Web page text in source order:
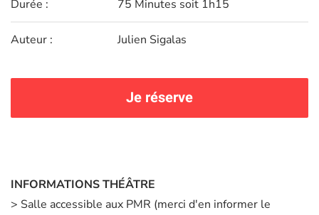
Durée : 75 Minutes soit 1h15
Auteur : Julien Sigalas
Je réserve
INFORMATIONS THÉÂTRE
> Salle accessible aux PMR (merci d'en informer le